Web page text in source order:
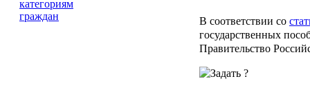
В соответствии со
государственных
Правительство